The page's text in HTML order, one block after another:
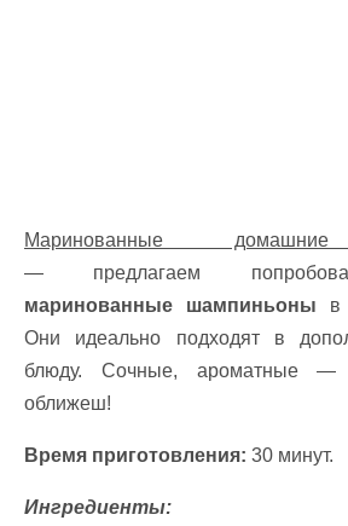
Маринованные
— предлагаем
маринованные шампиньоны в
Они идеально подходят в
блюду. Сочные, ароматные —
оближеш!
Время приготовления: 30 минут.
Ингредиенты: